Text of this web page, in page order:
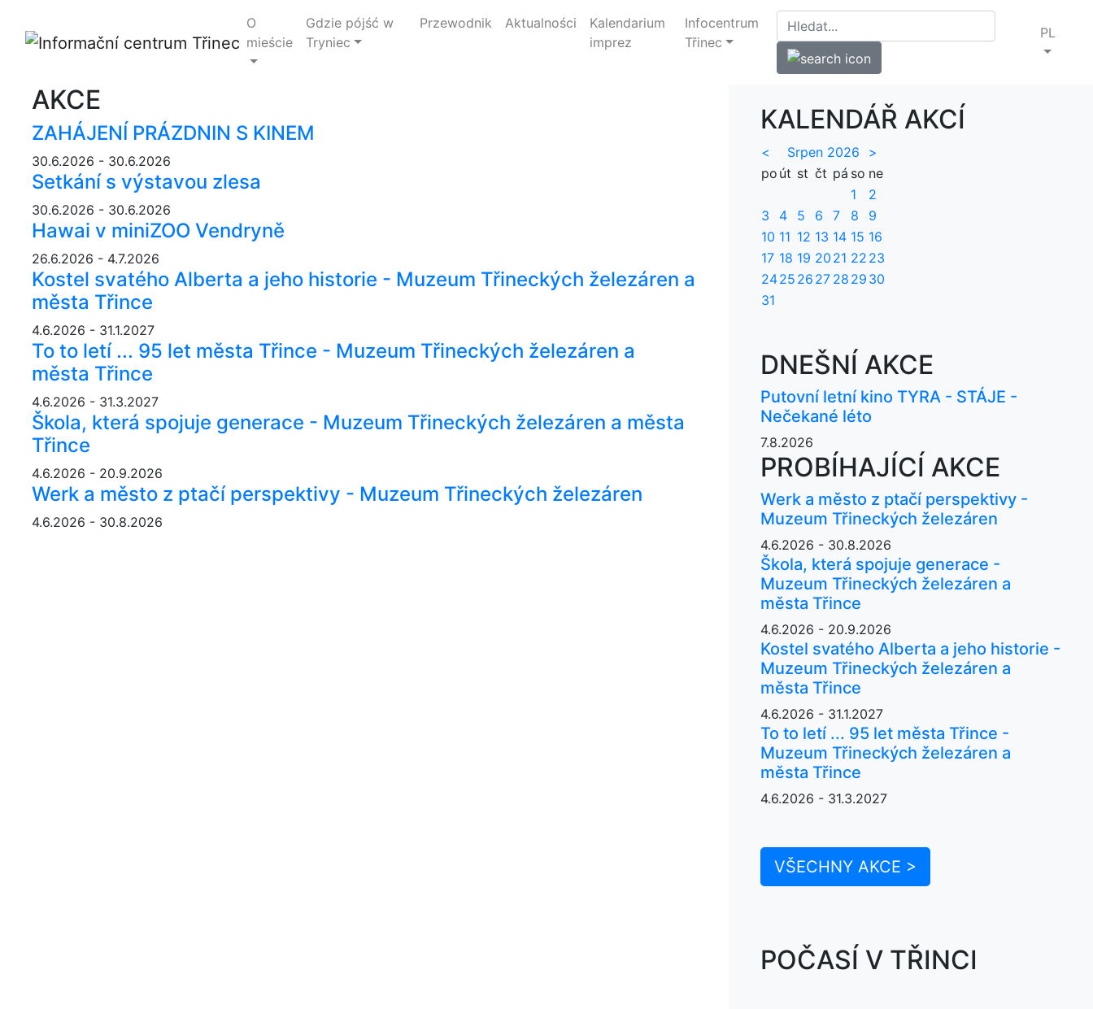
O
mieście
Gdzie pójść w
Tryniec
Przewodnik Aktualności
Kalendarium
imprez
Infocentrum
Třinec
PL
AKCE
ZAHÁJENÍ PRÁZDNIN S KINEM
30.6.2026 - 30.6.2026
Setkání s výstavou zlesa
30.6.2026 - 30.6.2026
Hawai v miniZOO Vendryně
26.6.2026 - 4.7.2026
Kostel svatého Alberta a jeho historie - Muzeum Třineckých železáren a
města Třince
4.6.2026 - 31.1.2027
To to letí ... 95 let města Třince - Muzeum Třineckých železáren a
města Třince
4.6.2026 - 31.3.2027
Škola, která spojuje generace - Muzeum Třineckých železáren a města
Třince
4.6.2026 - 20.9.2026
Werk a město z ptačí perspektivy - Muzeum Třineckých železáren
4.6.2026 - 30.8.2026
KALENDÁŘ AKCÍ
< Srpen 2026
>
po út st čt pá so ne
1
2
3
4 5 6 7 8
9
10 11 12 13 14 15 16
17 18 19 20 21 22 23
2425 26 27 28 29 30
31
DNEŠNÍ AKCE
Putovní letní kino TYRA - STÁJE -
Nečekané léto
7.8.2026
PROBÍHAJÍCÍ AKCE
Werk a město z ptačí perspektivy -
Muzeum Třineckých železáren
4.6.2026 - 30.8.2026
Škola, která spojuje generace -
Muzeum Třineckých železáren a
města Třince
4.6.2026 - 20.9.2026
Kostel svatého Alberta a jeho historie -
Muzeum Třineckých železáren a
města Třince
4.6.2026 - 31.1.2027
To to letí ... 95 let města Třince -
Muzeum Třineckých železáren a
města Třince
4.6.2026 - 31.3.2027
VŠECHNY AKCE >
POČASÍ V TŘINCI